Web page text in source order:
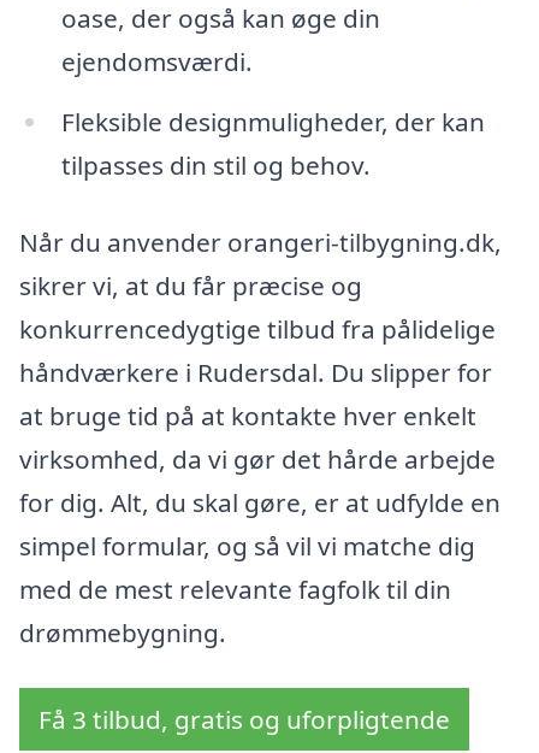
oase, der også kan øge din
ejendomsværdi.
Fleksible designmuligheder, der kan
tilpasses din stil og behov.
Når du anvender orangeri-tilbygning.dk,
sikrer vi, at du får præcise og
konkurrencedygtige tilbud fra pålidelige
håndværkere i Rudersdal. Du slipper for
at bruge tid på at kontakte hver enkelt
virksomhed, da vi gør det hårde arbejde
for dig. Alt, du skal gøre, er at udfylde en
simpel formular, og så vil vi matche dig
med de mest relevante fagfolk til din
drømmebygning.
Få 3 tilbud, gratis og uforpligtende